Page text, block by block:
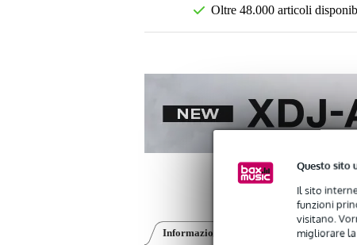
Questo sito
Il sito
funzioni
visitano.
migliorare
Oltre 48.000 articoli
Informazioni sul prodotto Video (2)